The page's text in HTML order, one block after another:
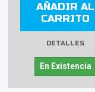
AÑADIR AL
CARRITO
DETALLES
En Existencia